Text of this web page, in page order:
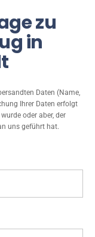
zu
in
Daten (Name,
Ihrer Daten erfolgt
oder aber, der
uns geführt hat.